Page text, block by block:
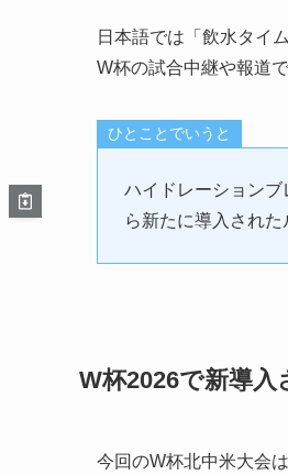
日本語では「飲水タイ
W杯の試合中継や報道
ひとことでいうと
ハイドレーション
ら新たに導入された
W杯2026で新導入
今回のW杯北中米大会は